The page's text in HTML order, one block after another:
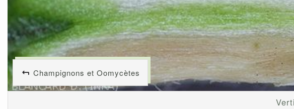
Champignons et Oomycètes